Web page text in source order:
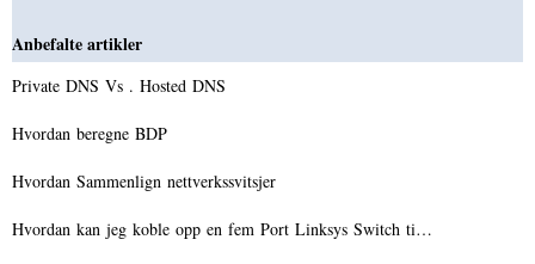
Anbefalte artikler
Private DNS Vs . Hosted DNS
Hvordan beregne BDP
Hvordan Sammenlign nettverkssvitsjer
Hvordan kan jeg koble opp en fem Port Linksys Switch ti…